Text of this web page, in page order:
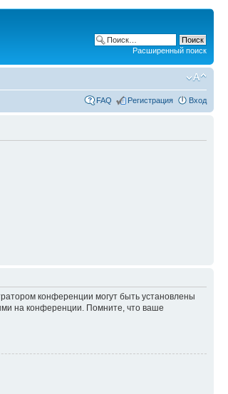
Расширенный поиск
FAQ Регистрация Вход
конференции могут быть установлены
на конференции. Помните, что ваше